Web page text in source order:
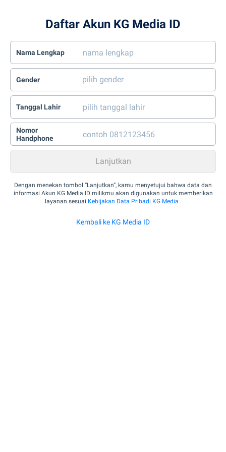
Daftar Akun KG Media ID
Nama Lengkap
Gender
Tanggal Lahir
Nomor
Handphone
Dengan menekan tombol “Lanjutkan”, kamu menyetujui bahwa data dan
informasi Akun KG Media ID milikmu akan digunakan untuk memberikan
layanan sesuai Kebijakan Data Pribadi KG Media .
Kembali ke KG Media ID